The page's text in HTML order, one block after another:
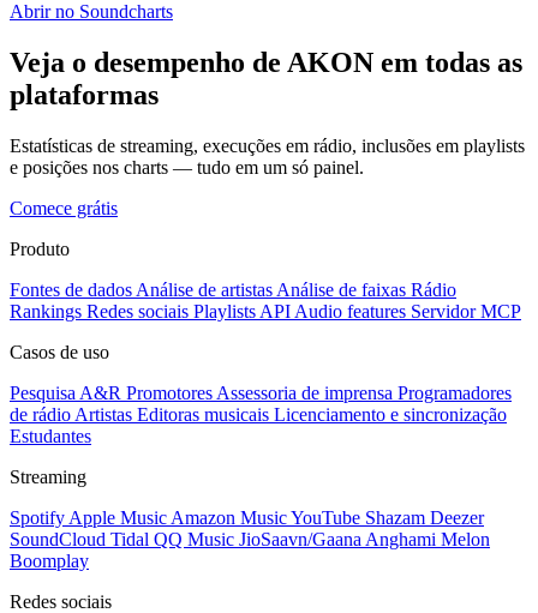
Abrir no Soundcharts
Veja o desempenho de AKON em todas as
plataformas
Estatísticas de streaming, execuções em rádio, inclusões em playlists
e posições nos charts — tudo em um só painel.
Comece grátis
Produto
Fontes de dados Análise de artistas Análise de faixas Rádio
Rankings Redes sociais Playlists API Audio features Servidor MCP
Casos de uso
Pesquisa A&R Promotores Assessoria de imprensa Programadores
de rádio Artistas Editoras musicais Licenciamento e sincronização
Estudantes
Streaming
Spotify Apple Music Amazon MusicYouTube Shazam Deezer
SoundCloud Tidal QQ Music JioSaavn/Gaana Anghami Melon
Boomplay
Redes sociais